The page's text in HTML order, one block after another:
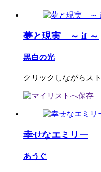
夢と現実 ～ if ～
黒白の光
クリックしながらス
幸せなエミリー
あうぐ